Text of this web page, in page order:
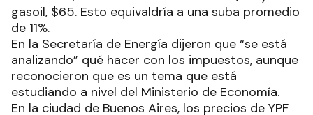
gasoil, $65. Esto equivaldría a una suba promedio
de 11%.
En la Secretaría de Energía dijeron que “se está
analizando” qué hacer con los impuestos, aunque
reconocieron que es un tema que está
estudiando a nivel del Ministerio de Economía.
En la ciudad de Buenos Aires, los precios de YPF